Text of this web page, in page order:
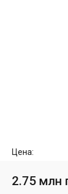
Цена:
2.75 млн